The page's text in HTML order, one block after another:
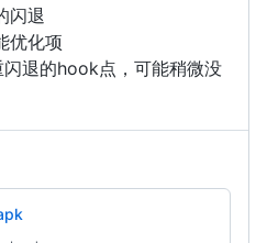
闪退
优化项
退的hook点，可能稍微没